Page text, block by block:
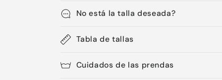
No está la talla deseada?
Tabla de tallas
Cuidados de las prendas